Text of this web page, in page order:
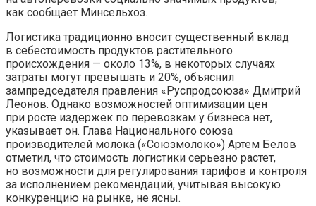
как сообщает Минсельхоз.
Логистика традиционно вносит существенный вклад
в себестоимость продуктов растительного
происхождения — около 13%, в некоторых случаях
затраты могут превышать и 20%, объяснил
зампредседателя правления «Руспродсоюза» Дмитрий
Леонов. Однако возможностей оптимизации цен
при росте издержек по перевозкам у бизнеса нет,
указывает он. Глава Национального союза
производителей молока («Союзмолоко») Артем Белов
отметил, что стоимость логистики серьезно растет,
но возможности для регулирования тарифов и контроля
за исполнением рекомендаций, учитывая высокую
конкуренцию на рынке, не ясны.